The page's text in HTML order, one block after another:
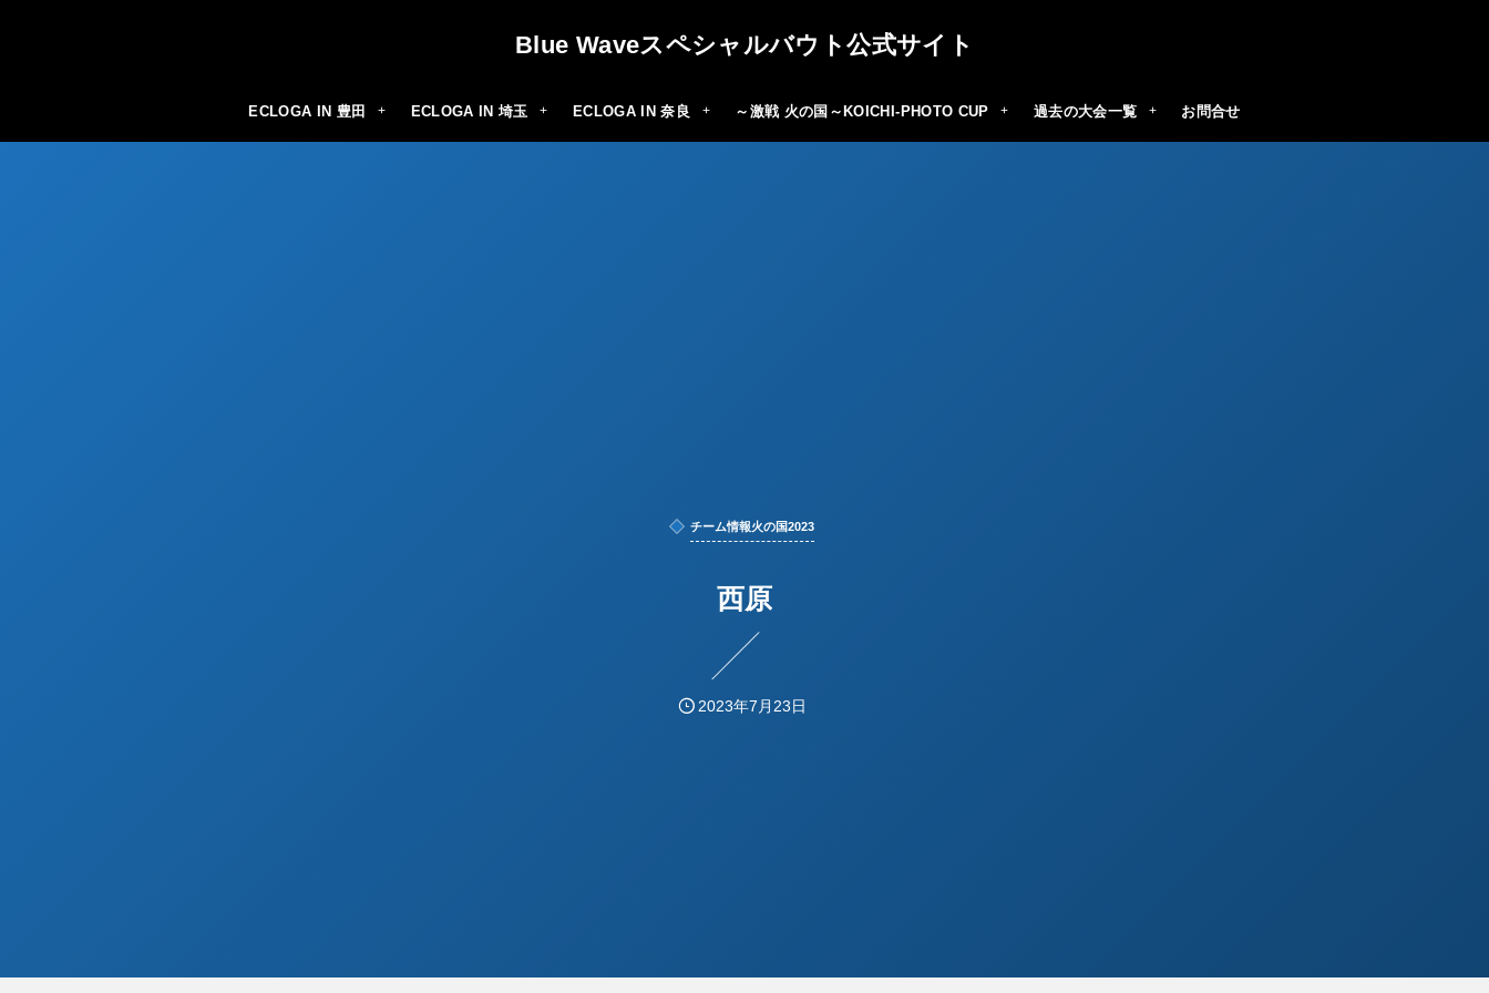
Blue Waveスペシャルバウト公式サイト
ECLOGA IN 豊田 ECLOGA IN 埼玉 ECLOGA IN 奈良 ～激戦 火の国～KOICHI-PHOTO CUP 過去の大会一覧 お問合せ
チーム情報火の国2023
西原
2023年7月23日